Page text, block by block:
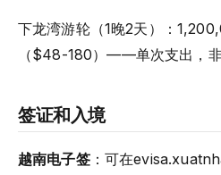
下龙湾游轮（1晚2天）：
（$48-180）——单次支出，非
签证和入境
越南电子签：可在